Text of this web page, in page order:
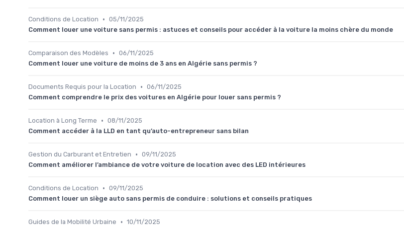
Conditions de Location • 05/11/2025
Comment louer une voiture sans permis : astuces et conseils pour accéder à la voiture la moins chère du monde
Comparaison des Modèles • 06/11/2025
Comment louer une voiture de moins de 3 ans en Algérie sans permis ?
Documents Requis pour la Location • 06/11/2025
Comment comprendre le prix des voitures en Algérie pour louer sans permis ?
Location à Long Terme • 08/11/2025
Comment accéder à la LLD en tant qu’auto-entrepreneur sans bilan
Gestion du Carburant et Entretien • 09/11/2025
Comment améliorer l’ambiance de votre voiture de location avec des LED intérieures
Conditions de Location • 09/11/2025
Comment louer un siège auto sans permis de conduire : solutions et conseils pratiques
Guides de la Mobilité Urbaine • 10/11/2025